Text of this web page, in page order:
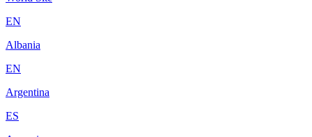
EN
Albania
EN
Argentina
ES